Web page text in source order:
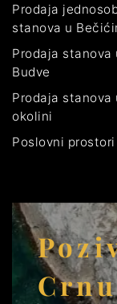
Prodaja
stanova u
Prodaja stanova
Budve
Prodaja stanova
okolini
Poslovni prostori